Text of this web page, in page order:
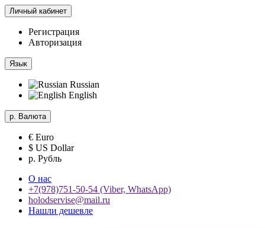
Личный кабинет
Регистрация
Авторизация
Язык
Russian
English
р. Валюта
€ Euro
$ US Dollar
р. Рубль
О нас
+7(978)751-50-54 (Viber, WhatsApp)
holodservise@mail.ru
Нашли дешевле